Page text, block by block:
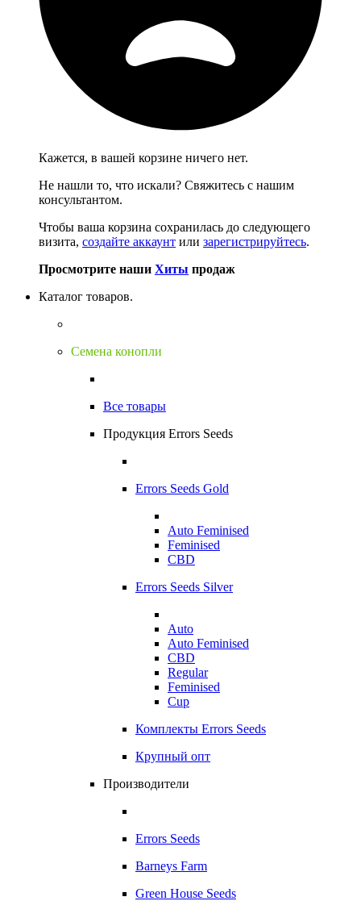
Кажется, в вашей корзине ничего нет.
Не нашли то, что искали? Свяжитесь с нашим
консультантом.
Чтобы ваша корзина сохранилась до следующего
визита, создайте аккаунт или зарегистрируйтесь.
Просмотрите наши Хиты продаж
Каталог товаров.
Семена конопли
Все товары
Продукция Errors Seeds
Errors Seeds Gold
Auto Feminised
Feminised
CBD
Errors Seeds Silver
Auto
Auto Feminised
CBD
Regular
Feminised
Cup
Комплекты Errors Seeds
Крупный опт
Производители
Errors Seeds
Barneys Farm
Green House Seeds